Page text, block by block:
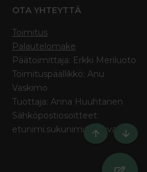
OTA YHTEYTTÄ
Toimitus
Palautelomake
Päätoimittaja: Erkki Meriluoto
Toimituspäällikkö: Anu
Vaskimo
Tuottaja: Anna Huuhtanen
Sähköpostiosoitteet:
etunimi.sukunimi@otava.fi
Ylös